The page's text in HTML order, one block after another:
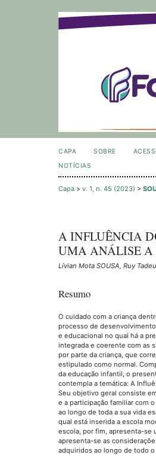
CAPA SOBRE
NOTÍCIAS
Capa > v. 1, n. 45 (2023) >
A INFLUÊNCIA
UMA ANÁLISE A
Lívian Mota SOUSA, Ruy
Resumo
O cuidado com a criança
processo de
e educacional no qual há a
integrada e coerente com as
por parte da criança, que
estipulado como normal.
da educação infantil, o
contempla a temática: A
Seu objetivo geral consiste
e a participação familiar com
ao longo de toda a sua vida
qual está inserida a escola
escola, por fim, apresenta-se
apresenta-se as
adquiridos ao longo de todo